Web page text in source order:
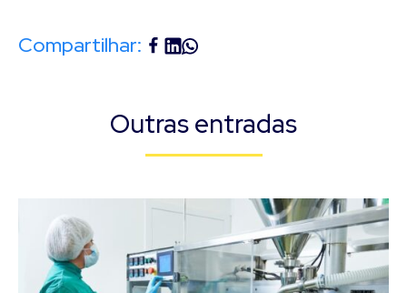
Compartilhar:
Outras entradas